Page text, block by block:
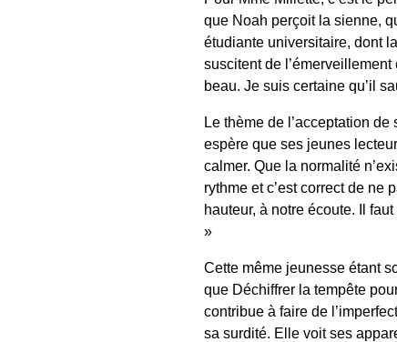
que Noah perçoit la sienne,
étudiante universitaire, dont
suscitent de
beau. Je suis certaine qu’il
Le thème de l’acceptation
espère que ses jeunes
calmer. Que la normalité
rythme et c’est correct de ne
hauteur, à notre écoute. Il
»
Cette même jeunesse étant
que Déchiffrer la tempête
contribue à faire de
sa surdité. Elle voit ses